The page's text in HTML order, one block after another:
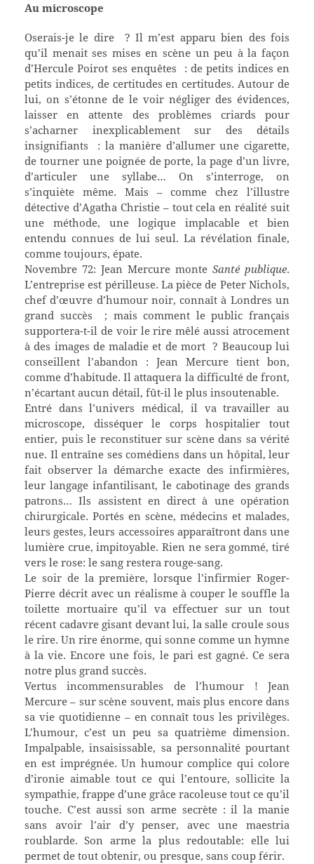
Au microscope
Oserais-je le dire ? Il m’est apparu bien des fois
qu’il menait ses mises en scène un peu à la façon
d’Hercule Poirot ses enquêtes : de petits indices en
petits indices, de certitudes en certitudes. Autour de
lui, on s’étonne de le voir négliger des évidences,
laisser en attente des problèmes criards pour
s’acharner inexplicablement sur des détails
insignifiants : la manière d’allumer une cigarette,
de tourner une poignée de porte, la page d’un livre,
d’articuler une syllabe… On s’interroge, on
s’inquiète même. Mais – comme chez l’illustre
détective d’Agatha Christie – tout cela en réalité suit
une méthode, une logique implacable et bien
entendu connues de lui seul. La révélation finale,
comme toujours, épate.
Novembre 72: Jean Mercure monte Santé publique.
L’entreprise est périlleuse. La pièce de Peter Nichols,
chef d’œuvre d’humour noir, connaît à Londres un
grand succès ; mais comment le public français
supportera-t-il de voir le rire mêlé aussi atrocement
à des images de maladie et de mort ? Beaucoup lui
conseillent l’abandon : Jean Mercure tient bon,
comme d’habitude. Il attaquera la difficulté de front,
n’écartant aucun détail, fût-il le plus insoutenable.
Entré dans l’univers médical, il va travailler au
microscope, disséquer le corps hospitalier tout
entier, puis le reconstituer sur scène dans sa vérité
nue. Il entraîne ses comédiens dans un hôpital, leur
fait observer la démarche exacte des infirmières,
leur langage infantilisant, le cabotinage des grands
patrons… Ils assistent en direct à une opération
chirurgicale. Portés en scène, médecins et malades,
leurs gestes, leurs accessoires apparaîtront dans une
lumière crue, impitoyable. Rien ne sera gommé, tiré
vers le rose: le sang restera rouge-sang.
Le soir de la première, lorsque l’infirmier Roger-
Pierre décrit avec un réalisme à couper le souffle la
toilette mortuaire qu’il va effectuer sur un tout
récent cadavre gisant devant lui, la salle croule sous
le rire. Un rire énorme, qui sonne comme un hymne
à la vie. Encore une fois, le pari est gagné. Ce sera
notre plus grand succès.
Vertus incommensurables de l’humour ! Jean
Mercure – sur scène souvent, mais plus encore dans
sa vie quotidienne – en connaît tous les privilèges.
L’humour, c’est un peu sa quatrième dimension.
Impalpable, insaisissable, sa personnalité pourtant
en est imprégnée. Un humour complice qui colore
d’ironie aimable tout ce qui l’entoure, sollicite la
sympathie, frappe d’une grâce racoleuse tout ce qu’il
touche. C’est aussi son arme secrète : il la manie
sans avoir l’air d’y penser, avec une maestria
roublarde. Son arme la plus redoutable: elle lui
permet de tout obtenir, ou presque, sans coup férir.